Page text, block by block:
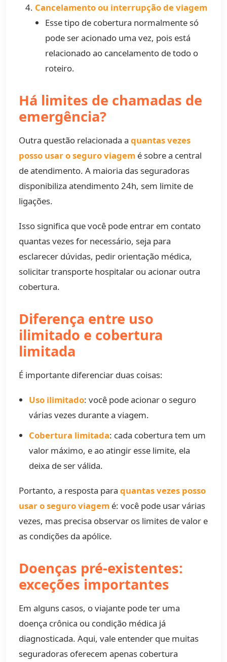
Cancelamento ou interrupção de viagem
Esse tipo de cobertura normalmente só
pode ser acionado uma vez, pois está
relacionado ao cancelamento de todo o
roteiro.
Há limites de chamadas de
emergência?
Outra questão relacionada a quantas vezes
posso usar o seguro viagem é sobre a central
de atendimento. A maioria das seguradoras
disponibiliza atendimento 24h, sem limite de
ligações.
Isso significa que você pode entrar em contato
quantas vezes for necessário, seja para
esclarecer dúvidas, pedir orientação médica,
solicitar transporte hospitalar ou acionar outra
cobertura.
Diferença entre uso
ilimitado e cobertura
limitada
É importante diferenciar duas coisas:
Uso ilimitado: você pode acionar o seguro
várias vezes durante a viagem.
Cobertura limitada: cada cobertura tem um
valor máximo, e ao atingir esse limite, ela
deixa de ser válida.
Portanto, a resposta para quantas vezes posso
usar o seguro viagem é: você pode usar várias
vezes, mas precisa observar os limites de valor e
as condições da apólice.
Doenças pré-existentes:
exceções importantes
Em alguns casos, o viajante pode ter uma
doença crônica ou condição médica já
diagnosticada. Aqui, vale entender que muitas
seguradoras oferecem apenas cobertura